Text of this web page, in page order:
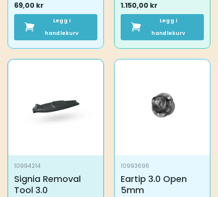
69,00 kr
Legg i
handlekurv
1.150,00 kr
Legg i
handlekurv
10994214
Signia Removal
Tool 3.0
10993696
Eartip 3.0 Open
5mm